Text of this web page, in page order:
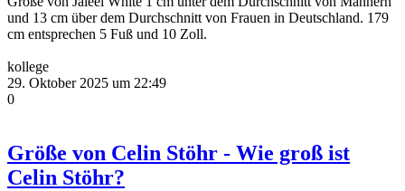
und 13 cm über dem Durchschnitt von Frauen in Deutschland. 179
cm entsprechen 5 Fuß und 10 Zoll.
kollege
29. Oktober 2025 um 22:49
0
Größe von Celin Stöhr - Wie groß ist
Celin Stöhr?